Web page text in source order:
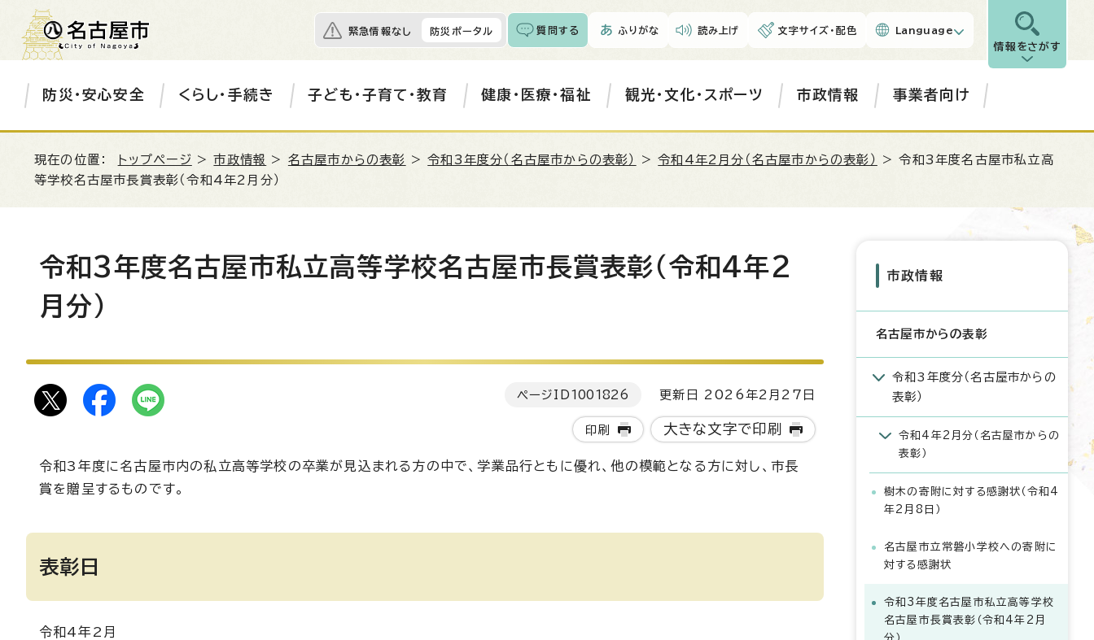
緊急情報なし 防災ポータル 質問する ふりがな 読み上げ 文字サイズ・配色 Language
情報をさがす
防災・安心安全 くらし・手続き 子ども・子育て・教育 健康・医療・福祉 観光・文化・スポーツ 市政情報 事業者向け
現在の位置： トップページ >市政情報 > 名古屋市からの表彰 >令和3年度分（名古屋市からの表彰） >令和4年2月分（名古屋市からの表彰）
> 令和3年度名古屋市私立高
等学校名古屋市長賞表彰（令和4年2月分）
令和3年度名古屋市私立高等学校名古屋市長賞表彰（令和4年2
月分）
ページID 1001826 更新日 2026年2月27日
印刷 大きな文字で印刷
令和3年度に名古屋市内の私立高等学校の卒業が見込まれる方の中で、学業品行ともに優れ、他の模範となる方に対し、市長
賞を贈呈するものです。
表彰日
令和4年2月
市政情報
名古屋市からの表彰
令和3年度分（名古屋市からの
表彰）
令和4年2月分（名古屋市からの
表彰）
樹木の寄附に対する感謝状（令和4
年2月8日）
名古屋市立常磐小学校への寄附に
対する感謝状
令和3年度名古屋市私立高等学校
名古屋市長賞表彰（令和4年2月